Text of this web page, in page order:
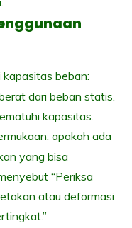
beban:
dari beban statis.
kapasitas.
apakah ada
yang bisa
“Periksa
atau deformasi